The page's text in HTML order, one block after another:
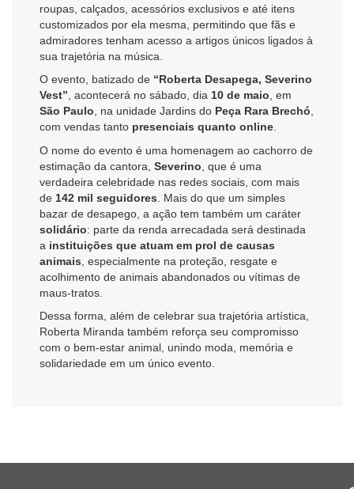
roupas, calçados, acessórios exclusivos e até itens
customizados por ela mesma, permitindo que fãs e
admiradores tenham acesso a artigos únicos ligados à
sua trajetória na música.
O evento, batizado de “Roberta Desapega, Severino
Vest” , acontecerá no sábado, dia 10 de maio , em
São Paulo , na unidade Jardins do Peça Rara Brechó
com vendas tanto presenciais quanto online
O nome do evento é uma homenagem ao cachorro de
estimação da cantora, Severino , que é uma
verdadeira celebridade nas redes sociais, com mais
de 142 mil seguidores . Mais do que um simples
bazar de desapego, a ação tem também um caráter
solidário: parte da renda arrecadada será destinada
a instituições que atuam em prol de causas
animais , especialmente na proteção, resgate e
acolhimento de animais abandonados ou vítimas de
maus-tratos.
Dessa forma, além de celebrar sua trajetória artística,
Roberta Miranda também reforça seu compromisso
com o bem-estar animal, unindo moda, memória e
solidariedade em um único evento.